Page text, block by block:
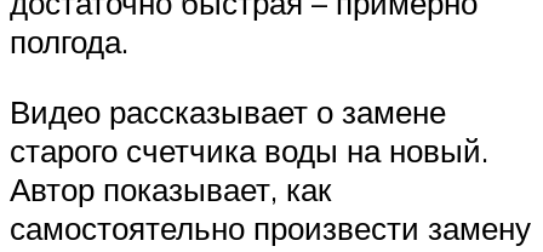
полгода.
Видео рассказывает о замене
старого счетчика воды на новый.
Автор показывает, как
самостоятельно произвести замену